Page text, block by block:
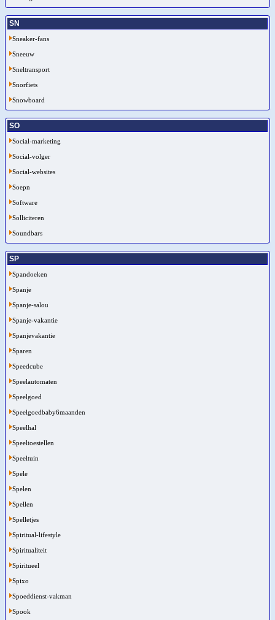
SN
Sneaker-fans
Sneeuw
Sneltransport
Snorfiets
Snowboard
SO
Social-marketing
Social-volger
Social-websites
Soepn
Software
Solliciteren
Soundbars
SP
Spandoeken
Spanje
Spanje-salou
Spanje-vakantie
Spanjevakantie
Sparen
Speedcube
Speelautomaten
Speelgoed
Speelgoedbaby6maanden
Speelhal
Speeltoestellen
Speeltuin
Spele
Spelen
Spellen
Spelletjes
Spiritual-lifestyle
Spiritualiteit
Spiritueel
Spixo
Spoeddienst-vakman
Spook